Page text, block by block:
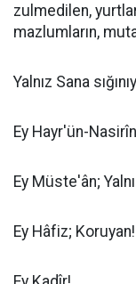
zulmedilen,
mazlumların,
Yalnız Sana
Ey Hayr'ün-
Ey Müste'ân;
Ey Hâfiz; Koruyan!